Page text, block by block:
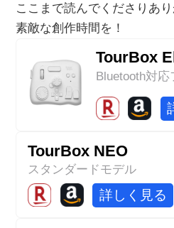
ここまで読んでくださりあ
素敵な創作時間を！
TourBox
Bluetooth対
TourBox NEO
スタンダードモデル
詳しく見る